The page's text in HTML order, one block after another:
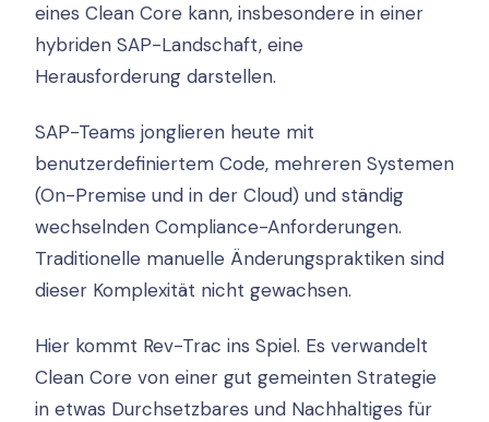
eines Clean Core kann, insbesondere in einer
hybriden SAP-Landschaft, eine
Herausforderung darstellen.
SAP-Teams jonglieren heute mit
benutzerdefiniertem Code, mehreren Systemen
(On-Premise und in der Cloud) und ständig
wechselnden Compliance-Anforderungen.
Traditionelle manuelle Änderungspraktiken sind
dieser Komplexität nicht gewachsen.
Hier kommt Rev-Trac ins Spiel. Es verwandelt
Clean Core von einer gut gemeinten Strategie
in etwas Durchsetzbares und Nachhaltiges für